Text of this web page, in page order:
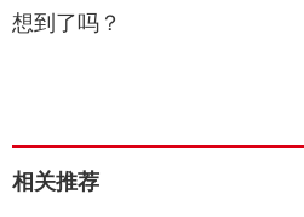
想到了吗？
相关推荐